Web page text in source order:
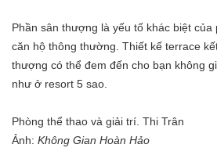
Phần sân thượng là yếu tố khác biệt
căn hộ thông thường. Thiết kế terrace
thượng có thể đem đến cho bạn không
như ở resort 5 sao.
Phòng thể thao và giải trí. Thi Trân
Ảnh: Không Gian Hoàn Hảo